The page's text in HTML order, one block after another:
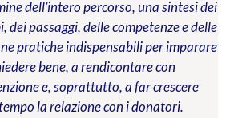
dell’intero percorso, una sintesi dei
dei passaggi, delle competenze e delle
pratiche indispensabili per imparare
bene, a rendicontare con
e, soprattutto, a far crescere
la relazione con i donatori.